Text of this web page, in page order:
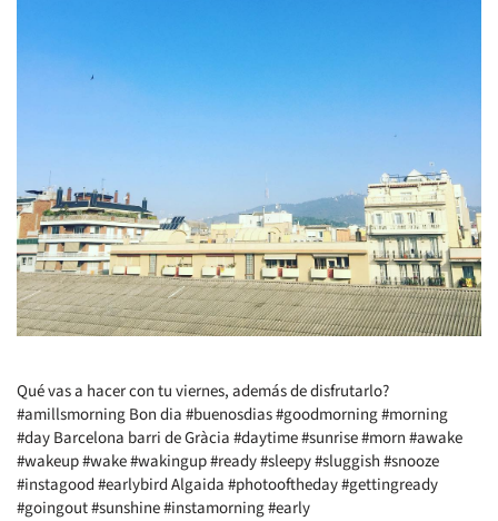
Qué vas a hacer con tu viernes, además de disfrutarlo?
#amillsmorning Bon dia #buenosdias #goodmorning #morning
#day Barcelona barri de Gràcia #daytime #sunrise #morn #awake
#wakeup #wake #wakingup #ready #sleepy #sluggish #snooze
#instagood #earlybird Algaida #photooftheday #gettingready
#goingout #sunshine #instamorning #early